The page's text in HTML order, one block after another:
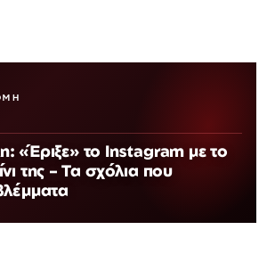
«Έριξε» το Instagram με το
της – Τα σχόλια που